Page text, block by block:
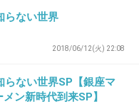
らない世界
2018/06/12(火) 22:08
らない世界SP【銀座マ
ン新時代到来SP】